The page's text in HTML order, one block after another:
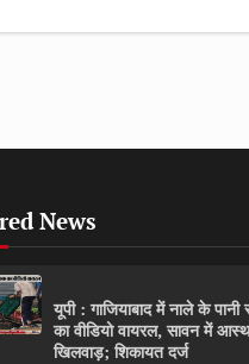
News
यूपी : गाजियाबाद में नाले के
का वीडियो वायरल, सावन में
खिलवाड़; शिकायत दर्ज